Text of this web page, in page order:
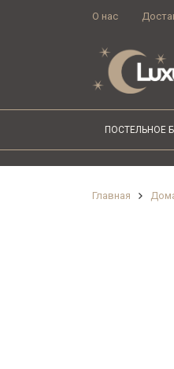
О нас
ПОСТЕЛЬНОЕ
Главная